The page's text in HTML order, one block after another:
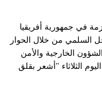
في جمهورية أفريقيا
السلمي من خلال الحوار
الخارجية والأمن
الثلاثاء "أشعر بقلق